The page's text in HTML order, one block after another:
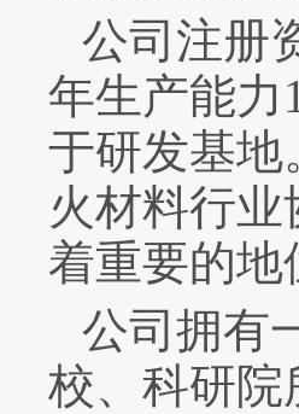
公司注册
年生产能力
于研发基地
火材料行
着重要的地
公司拥有
校、科研院